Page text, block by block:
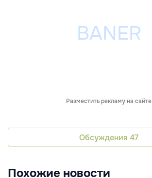
Разместить рекламу на сайте
Обсуждения 47
Похожие новости